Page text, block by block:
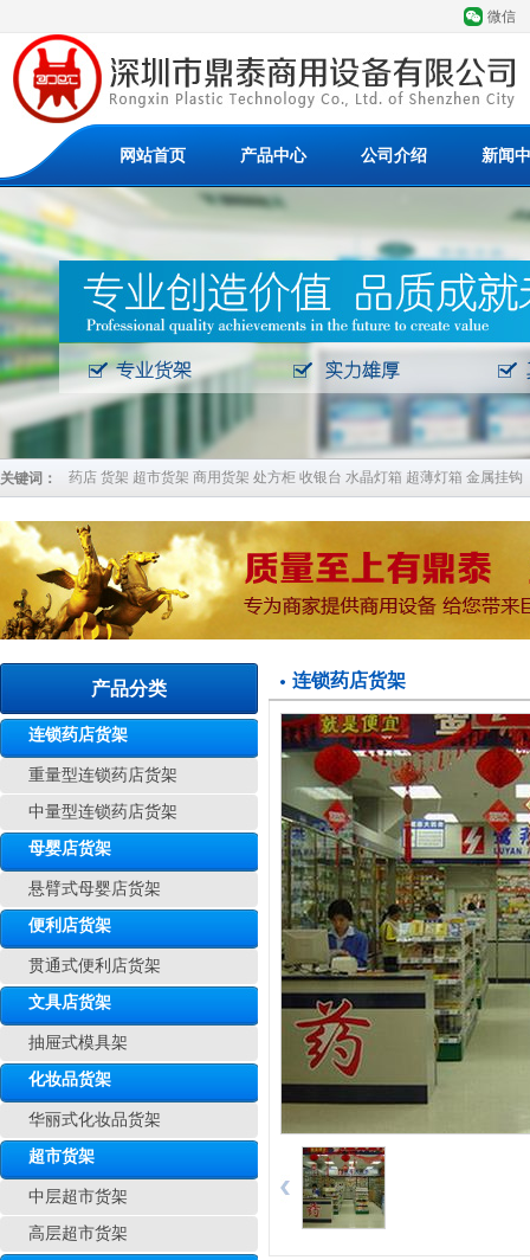
微信
网站首页 产品中心 公司介绍 新闻
关键词： 药店 货架 超市货架 商用货架 处方柜 收银台 水晶灯箱 超薄灯箱 金属挂钩
产品分类
连锁药店货架
重量型连锁药店货架
中量型连锁药店货架
母婴店货架
悬臂式母婴店货架
便利店货架
贯通式便利店货架
文具店货架
抽屉式模具架
化妆品货架
华丽式化妆品货架
超市货架
中层超市货架
高层超市货架
连锁药店货架